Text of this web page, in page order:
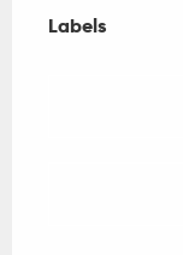
Labels
Labels